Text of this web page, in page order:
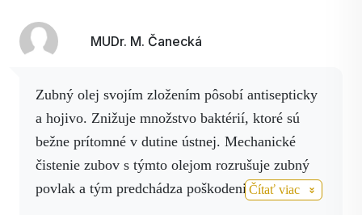
Oil˟, CITRAL, LIMONENE,
LINALOOL, ˟suroviny
MUDr. M. Čanecká
Zubný olej svojím zložením pôsobí antisepticky
a hojivo. Znižuje množstvo baktérií, ktoré sú
bežne prítomné v dutine ústnej. Mechanické
čistenie zubov s týmto olejom rozrušuje zubný
povlak a tým predchádza poškodeniu zubnej
Čítať viac